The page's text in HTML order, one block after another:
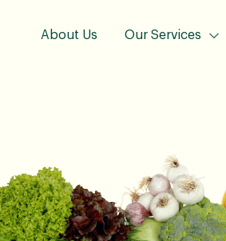
About Us Our Services